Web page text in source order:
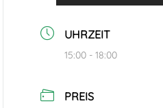
UHRZEIT
15:00 - 18:00
PREIS